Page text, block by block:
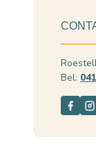
Bel: